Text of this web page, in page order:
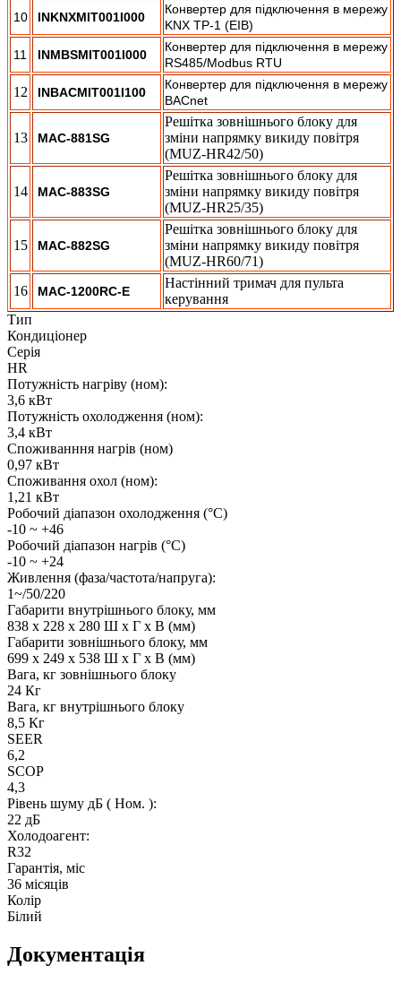
10 INKNXMIT001I000
Конвертер для підключення в мережу
KNX TP-1 (EIB)
11 INMBSMIT001I000
Конвертер для підключення в мережу
RS485/Modbus RTU
12 INBACMIT001I100
Конвертер для підключення в мережу
BACnet
13 MAC-881SG
Решітка зовнішнього блоку для
зміни напрямку викиду повітря
(MUZ-HR42/50)
14 MAC-883SG
Решітка зовнішнього блоку для
зміни напрямку викиду повітря
(MUZ-HR25/35)
15 MAC-882SG
Решітка зовнішнього блоку для
зміни напрямку викиду повітря
(MUZ-HR60/71)
16
MAC-1200RC-E
Настінний тримач для пульта
керування
Тип
Кондиціонер
Серія
HR
Потужність нагріву (ном):
3,6 кВт
Потужність охолодження (ном):
3,4 кВт
Споживанння нагрів (ном)
0,97 кВт
Споживання охол (ном):
1,21 кВт
Робочий діапазон охолодження (°C)
-10 ~ +46
Робочий діапазон нагрів (°C)
-10 ~ +24
Живлення (фаза/частота/напруга):
1~/50/220
Габарити внутрішнього блоку, мм
838 х 228 х 280 Ш х Г х В (мм)
Габарити зовнішнього блоку, мм
699 х 249 х 538 Ш х Г х В (мм)
Вага, кг зовнішнього блоку
24 Кг
Вага, кг внутрішнього блоку
8,5 Кг
SEER
6,2
SCOP
4,3
Рівень шуму дБ ( Ном. ):
22 дБ
Холодоагент:
R32
Гарантія, міс
36 місяців
Колір
Білий
Документація